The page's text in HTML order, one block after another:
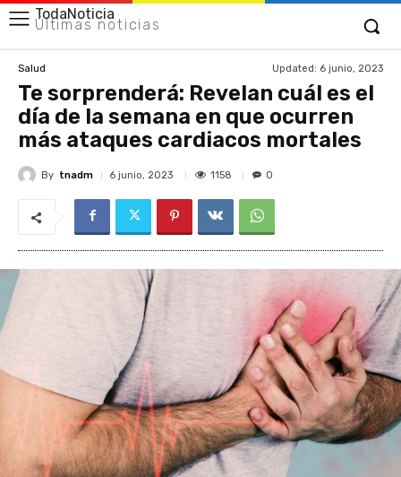
TodaNoticia
Últimas noticias
Salud Updated: 6 junio, 2023
Te sorprenderá: Revelan cuál es el
día de la semana en que ocurren
más ataques cardiacos mortales
By tnadm 6 junio, 2023 1158 0